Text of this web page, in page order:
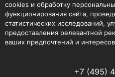
cookies и обработку
функционирования сайта,
статистических исследований,
предоставления релевантной
ваших предпочтений и
+7 (495)